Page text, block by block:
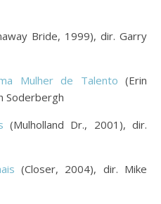
Bride, 1999), dir. Garry
Mulher de Talento (Erin
Soderbergh
(Mulholland Dr., 2001), dir.
(Closer, 2004), dir. Mike